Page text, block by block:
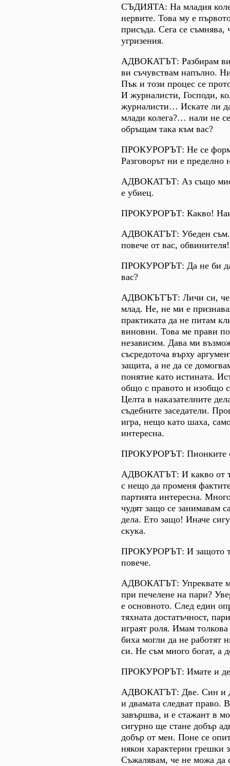
СЪДИЯТА: На младия
нервите. Това му е
присъда. Сега се
угризения.
АДВОКАТЪТ: Разбирам
ви съчувствам напълно.
Пък и този процес се
И журналисти, Господи,
журналисти… Искате ли
млади колега?… нали не
обръщам така към вас?
ПРОКУРОРЪТ: Не се
Разговорът ни е пределно
АДВОКАТЪТ: Аз също
е убиец.
ПРОКУРОРЪТ: Какво!
АДВОКАТЪТ: Убеден съм.
повече от вас, обвинителя!
ПРОКУРОРЪТ: Да не би
вас?
АДВОКЪТЪТ: Личи си, че
млад. Не, не ми е
практиката да не питам
виновни. Това ме прави
независим. Дава ми
съсредоточа върху
защита, а не да се
понятие като истината.
общо с правото и изобщо
Целта в наказателните
съдебните заседатели.
игра, нещо като шаха,
интересна.
ПРОКУРОРЪТ: Пионките
АДВОКАТЪТ: И какво от
с нещо да променя
партията интересна.
чудят защо се занимавам
дела. Ето защо! Иначе
скука.
ПРОКУРОРЪТ: И защото
повече.
АДВОКАТЪТ: Упреквате
при печелене на пари?
е основното. След един
тяхната достатъчност,
играят роля. Имам
биха могли да не работят
си. Не съм много богат, а
ПРОКУРОРЪТ: Имате и
АДВОКАТЪТ: Две. Син и
и двамата следват право.
завършва, и е стажант в
сигурно ще стане добър
добър от мен. Поне се
някои характерни грешки
Съжалявам, че не можа да